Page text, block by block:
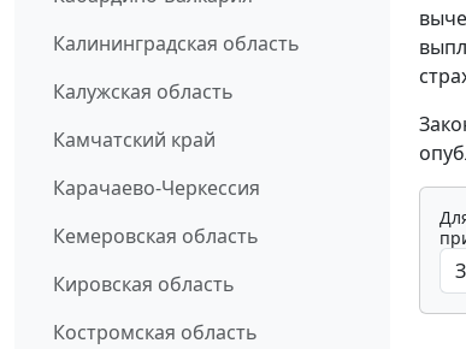
Калининградская область
Калужская область
Камчатский край
Карачаево-Черкессия
Кемеровская область
Кировская область
Костромская область